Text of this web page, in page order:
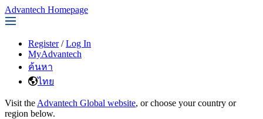
Advantech Homepage
Register / Log In
MyAdvantech
ค้นหา
ไทย
Visit the Advantech Global website, or choose your country or
region below.